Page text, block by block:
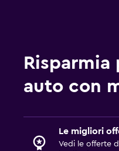
auto con
Le migliori
Vedi le offerte